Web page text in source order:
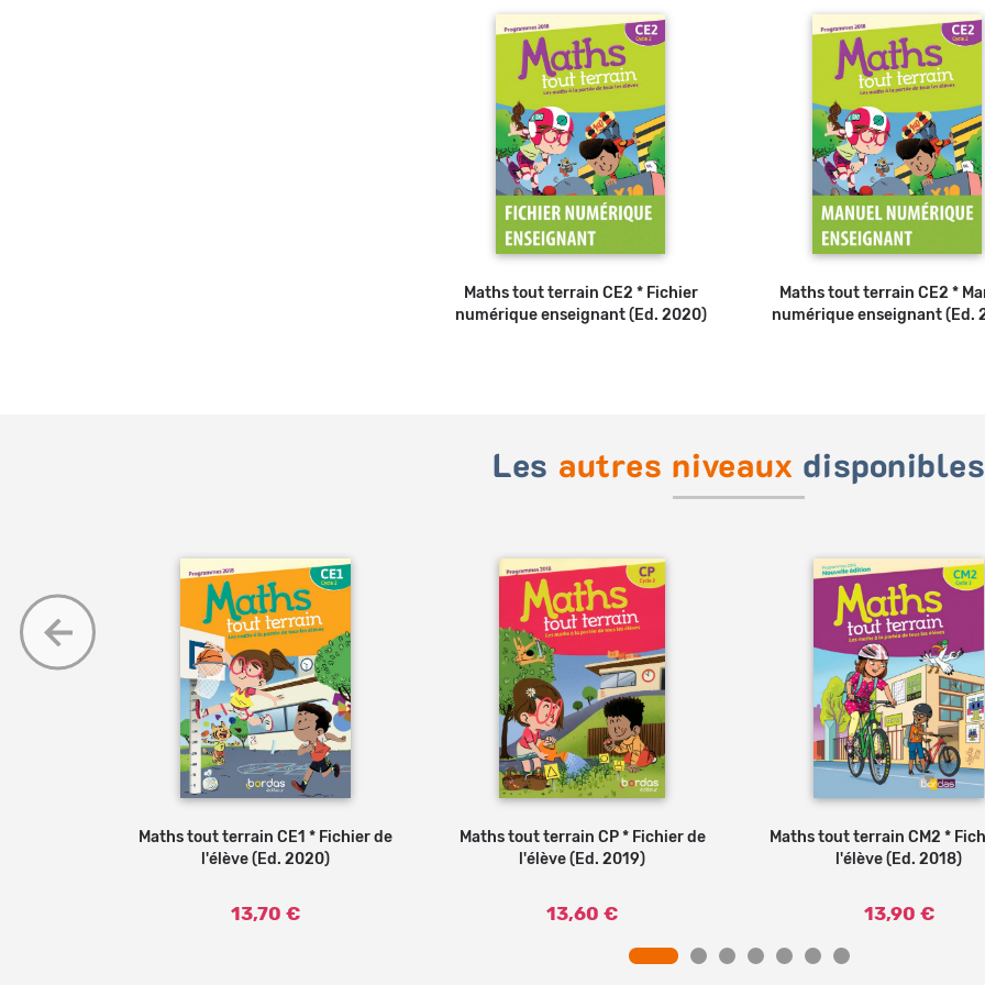
Maths tout terrain CE2 * Fichier
numérique enseignant (Ed. 2020)
Maths tout terrain CE2 *
numérique enseignant (Ed.
Les autres niveaux disponibles
Ajouter au panier
Maths tout terrain CE1 * Fichier de
l'élève (Ed. 2020)
13,70 €
Ajouter au panier
Maths tout terrain CP * Fichier de
l'élève (Ed. 2019)
13,60 €
Ajouter au panier
Maths tout terrain CM2 *
l'élève (Ed. 2018)
13,90 €